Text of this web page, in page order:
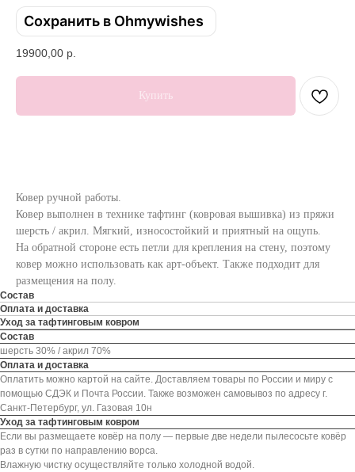
Сохранить в Ohmywishes
19900,00 р.
Купить
Ковер ручной работы.
Ковер выполнен в технике тафтинг (ковровая вышивка) из пряжи
шерсть / акрил. Мягкий, износостойкий и приятный на ощупь.
На обратной стороне есть петли для крепления на стену, поэтому
ковер можно использовать как арт-объект. Также подходит для
размещения на полу.
Состав
Оплата и доставка
Уход за тафтинговым ковром
Состав
шерсть 30% / акрил 70%
Оплата и доставка
Оплатить можно картой на сайте. Доставляем товары по России и миру с
помощью СДЭК и Почта России. Также возможен самовывоз по адресу г.
Санкт-Петербург, ул. Газовая 10н
Уход за тафтинговым ковром
Если вы размещаете ковёр на полу — первые две недели пылесосьте ковёр
раз в сутки по направлению ворса.
Влажную чистку осуществляйте только холодной водой.